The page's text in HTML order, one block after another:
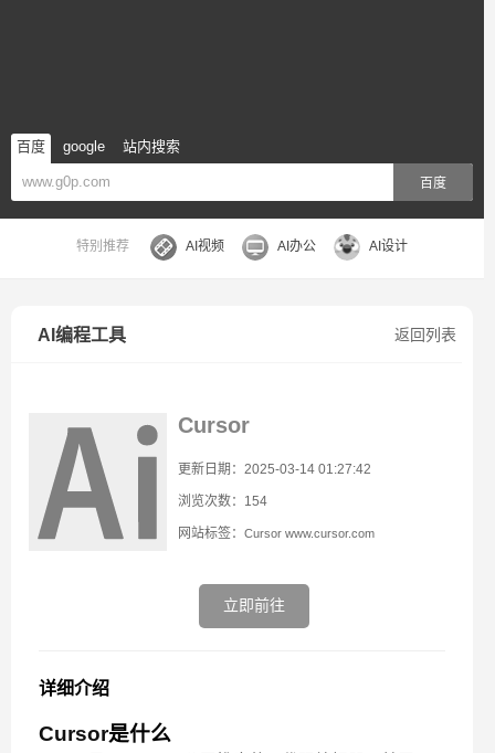
百度 google 站内搜索
百度
特别推荐 AI视频 AI办公 AI设计
返回列表
AI编程工具
Cursor
更新日期：2025-03-14 01:27:42
浏览次数：154
网站标签：Cursor www.cursor.com
立即前往
详细介绍
Cursor是什么